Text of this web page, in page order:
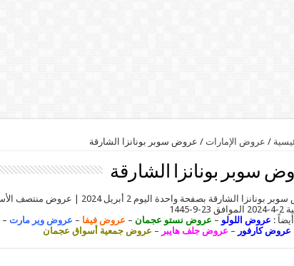
/ عروض الإمارات / عروض سوبر بونانزا الشارقة
سوبر بونانزا الشارقة
الشارقة بصفحة واحدة اليوم 2 أبريل 2024 | عروض منتصف الأسبوع. تابعوا معنا
23-9-1445
: عروض اللولو – عروض نستو عجمان – عروض فيفا – عروض وير مارت –
عروض كارفور – عروض جلف هايبر – عروض جمعية أسواق عجمان